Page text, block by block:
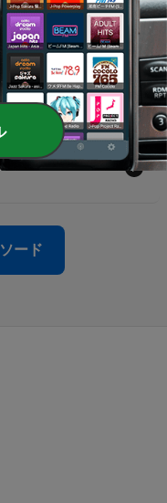
代の"ヒト"マネジ
う裸の王様になら
すか？戦略づくり
ード